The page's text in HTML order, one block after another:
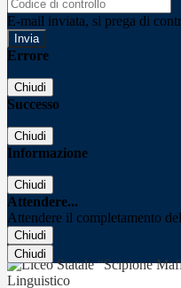
E-mail inviata, si prega di
Errore
Chiudi
Successo
Chiudi
Informazione
Chiudi
Attendere...
Attendere il completamento
Chiudi
Chiudi